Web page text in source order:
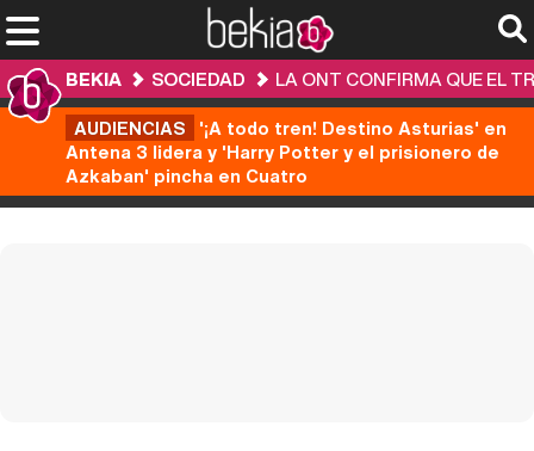
BEKIA SOCIEDAD
LA ONT CONFIRMA QUE EL
AUDIENCIAS '¡A todo tren! Destino Asturias' en
Antena 3 lidera y 'Harry Potter y el prisionero de
Azkaban' pincha en Cuatro